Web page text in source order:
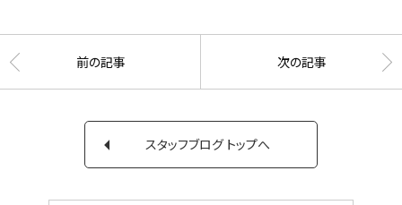
前の記事 次の記事
スタッフブログ トップへ